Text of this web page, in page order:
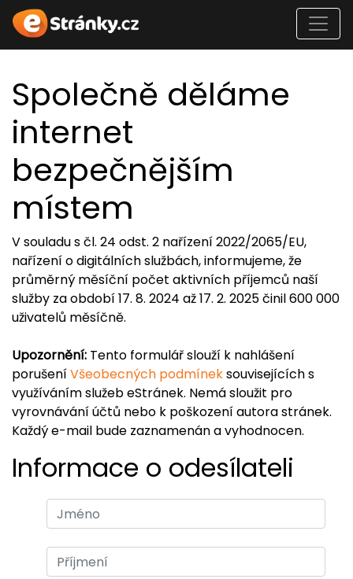
Společně děláme
internet
bezpečnějším
místem
V souladu s čl. 24 odst. 2 nařízení 2022/2065/EU,
nařízení o digitálních službách, informujeme, že
průměrný měsíční počet aktivních příjemců naší
služby za období 17. 8. 2024 až 17. 2. 2025 činil 600 000
uživatelů měsíčně.
Upozornění: Tento formulář slouží k nahlášení
porušeníVšeobecných podmíneksouvisejících s
využíváním služeb eStránek. Nemá sloužit pro
vyrovnávání účtů nebo k poškození autora stránek.
Každý e-mail bude zaznamenán a vyhodnocen.
Informace o odesílateli